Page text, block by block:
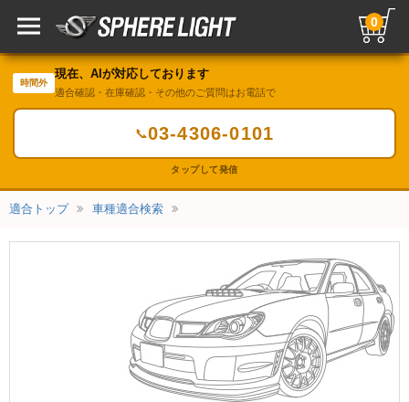
0
時間外
現在、AIが対応しております
適合確認・在庫確認・その他のご質問はお電話で
📞03-4306-0101
タップして発信
適合トップ 車種適合検索